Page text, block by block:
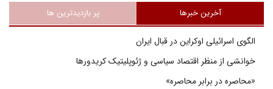
آخرین خبرها پر بازدیدترین ها
الگوی اسرائیلی اوکراین در قبال ایران
خوانشی از منظر اقتصاد سیاسی و ژئوپلیتیک کریدورها
«محاصره در برابر محاصره»